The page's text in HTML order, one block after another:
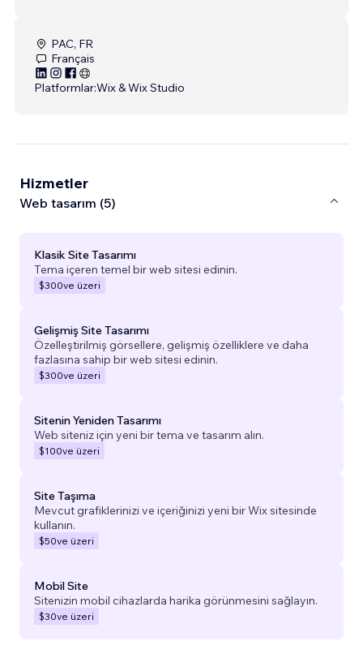
PAC, FR
Français
Platformlar:Wix & Wix Studio
Hizmetler
Web tasarım (5)
Klasik Site Tasarımı
Tema içeren temel bir web sitesi edinin.
$300ve üzeri
Gelişmiş Site Tasarımı
Özelleştirilmiş görsellere, gelişmiş özelliklere ve daha
fazlasına sahip bir web sitesi edinin.
$300ve üzeri
Sitenin Yeniden Tasarımı
Web siteniz için yeni bir tema ve tasarım alın.
$100ve üzeri
Site Taşıma
Mevcut grafiklerinizi ve içeriğinizi yeni bir Wix sitesinde
kullanın.
$50ve üzeri
Mobil Site
Sitenizin mobil cihazlarda harika görünmesini sağlayın.
$30ve üzeri